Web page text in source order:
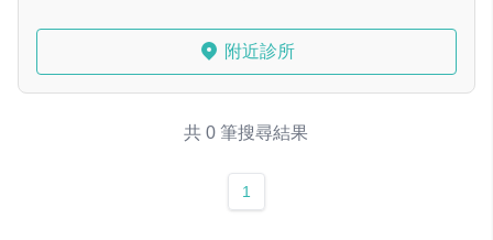
附近診所
共 0 筆搜尋結果
1